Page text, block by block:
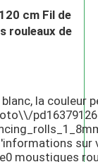
cm Fil de
rouleaux de
la couleur
sur
moustiques